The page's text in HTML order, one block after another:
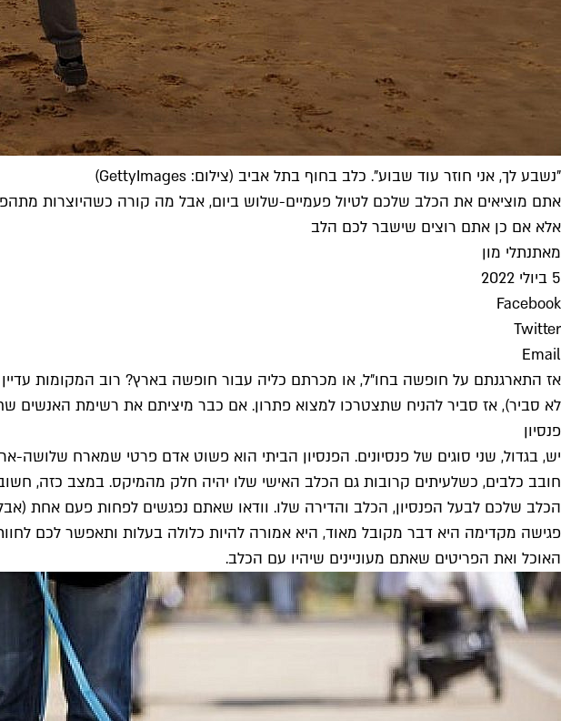
"נשבע לך, אני חוזר עוד שבוע". כלב בחוף בתל אביב (צילום: GettyImages)
אתם מוציאים את הכלב שלכם לטיול פעמיים-שלוש ביום, אבל מה קורה כשהיוצרות
אלא אם כן אתם רוצים שישבר לכם הלב
מאתנתלי מון
5 ביולי 2022
Facebook
Twitter
Email
אז התארגנתם על חופשה בחו"ל, או מכרתם כליה עבור חופשה בארץ? רוב המקומות
לא סביר), אז סביר להניח שתצטרכו למצוא פתרון. אם כבר מיציתם את רשימת האנשים
פנסיון
יש, בגדול, שני סוגים של פנסיונים. הפנסיון הביתי הוא פשוט אדם פרטי שמארח
חובב כלבים, כשלעיתים קרובות גם הכלב האישי שלו יהיה חלק מהמיקס. במצב כזה,
הכלב שלכם לבעל הפנסיון, הכלב והדירה שלו. וודאו שאתם נפגשים לפחות פעם אחת
פגישה מקדימה היא דבר מקובל מאוד, היא אמורה להיות כלולה בעלות ותאפשר לכם
האוכל ואת הפריטים שאתם מעוניינים שיהיו עם הכלב.